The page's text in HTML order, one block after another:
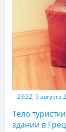
23:22, 5 августа
Тело
здании в